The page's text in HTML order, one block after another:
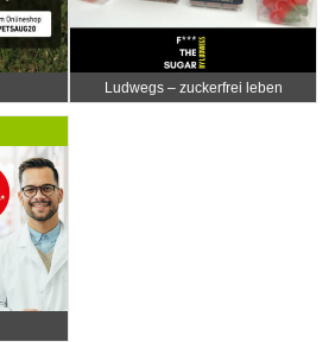
Ludwegs – zuckerfrei leben